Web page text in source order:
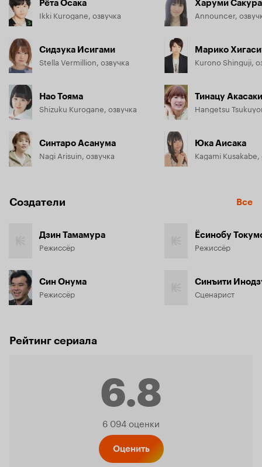
Рёта Осака
Ikki Kurogane, озвучка
Сидзука Исигами
Stella Vermillion, озвучка
Нао Тояма
Shizuku Kurogane, озвучка
Синтаро Асанума
Nagi Arisuin, озвучка
Харуми
Announcer,
Марико
Kurono Shinguji,
Тинацу Акасаки
Hangetsu
Юка Аисака
Kagami Kusakabe,
Создатели Все
Дзин Тамамура
Режиссёр
Син Онума
Режиссёр
Ёсинобу
Режиссёр
Синъити
Сценарист
Рейтинг сериала
6.8
Рейтинг
6 094 оценки
Оценить